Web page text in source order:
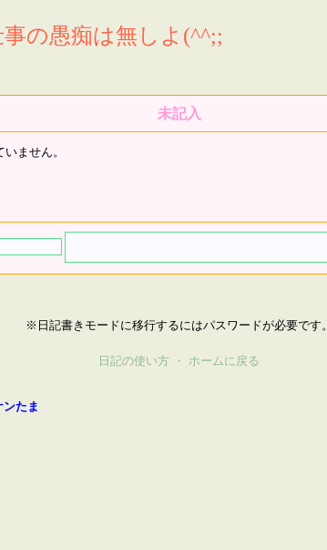
の愚痴は無しよ(^^;;
未記入
ません。
※日記書きモードに移行するにはパスワードが必要です。
日記の使い方 ・ ホームに戻る
たま